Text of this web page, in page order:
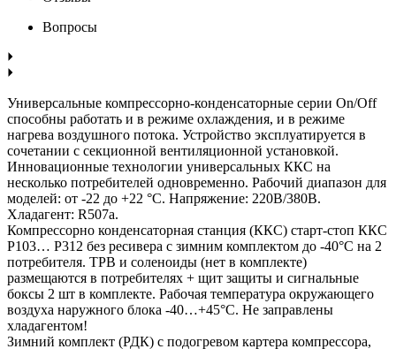
Вопросы
Универсальные компрессорно-конденсаторные серии On/Off
способны работать и в режиме охлаждения, и в режиме
нагрева воздушного потока. Устройство эксплуатируется в
сочетании с секционной вентиляционной установкой.
Инновационные технологии универсальных ККC на
несколько потребителей одновременно. Рабочий диапазон для
моделей: от -22 до +22 °С. Напряжение: 220В/380B.
Хладагент: R507a.
Компрессорно конденсаторная станция (ККС) старт-стоп ККС
P103… P312 без ресивера с зимним комплектом до -40°С на 2
потребителя. ТРВ и соленоиды (нет в комплекте)
размещаются в потребителях + щит защиты и сигнальные
боксы 2 шт в комплекте. Рабочая температура окружающего
воздуха наружного блока -40…+45°С. Не заправлены
хладагентом!
Зимний комплект (РДК) с подогревом картера компрессора,